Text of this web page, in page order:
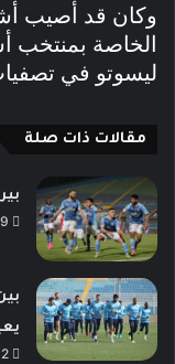
وكان قد أصيب
الخاصة بمنتخب
ليسوتو في
مقالات ذات صلة